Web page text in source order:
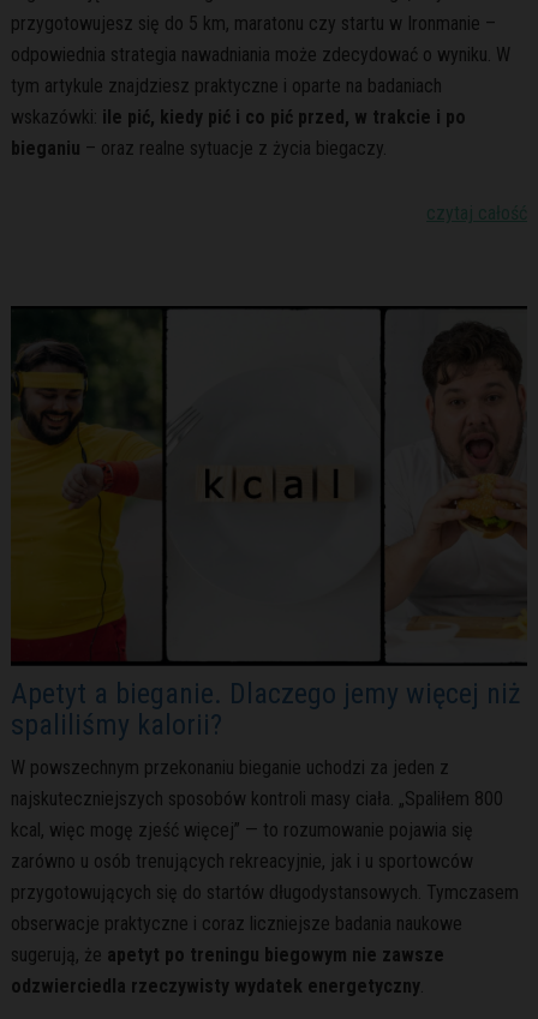
przygotowujesz się do 5 km, maratonu czy startu w Ironmanie –
odpowiednia strategia nawadniania może zdecydować o wyniku. W
tym artykule znajdziesz praktyczne i oparte na badaniach
wskazówki: ile pić, kiedy pić i co pić przed, w trakcie i po
bieganiu – oraz realne sytuacje z życia biegaczy.
czytaj całość
Apetyt a bieganie. Dlaczego jemy więcej niż
spaliliśmy kalorii?
W powszechnym przekonaniu bieganie uchodzi za jeden z
najskuteczniejszych sposobów kontroli masy ciała. „Spaliłem 800
kcal, więc mogę zjeść więcej” — to rozumowanie pojawia się
zarówno u osób trenujących rekreacyjnie, jak i u sportowców
przygotowujących się do startów długodystansowych. Tymczasem
obserwacje praktyczne i coraz liczniejsze badania naukowe
sugerują, że apetyt po treningu biegowym nie zawsze
odzwierciedla rzeczywisty wydatek energetyczny.